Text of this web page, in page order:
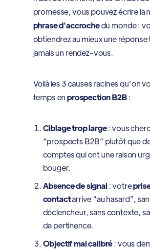
promesse, vous pouvez écrire la
phrase d’accrochedu monde :
obtiendrez au mieux une réponse
jamais un rendez-vous.
Voilà les 3 causes racines qu’on
temps enprospection B2B:
Ciblage trop large: vous
“prospects B2B” plutôt que
comptes qui ont une raison
bouger.
Absence de signal: votre
contactarrive “au hasard”,
déclencheur, sans contexte,
de pertinence.
Objectif mal calibré: vous